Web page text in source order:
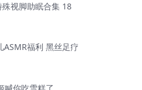
视脚助眠合集 18
福利 黑丝足疗